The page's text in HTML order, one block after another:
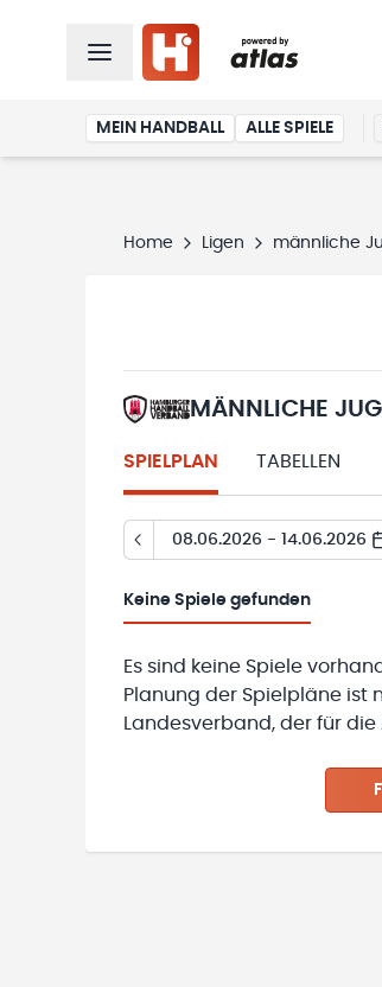
MEIN HANDBALL ALLE SPIELE
Home Ligen männliche
MÄNNLICHE
SPIELPLAN TABELLEN
08.06.2026 - 14.06.2026
Keine Spiele gefunden
Es sind keine Spiele
Planung der Spielpläne ist
Landesverband, der für